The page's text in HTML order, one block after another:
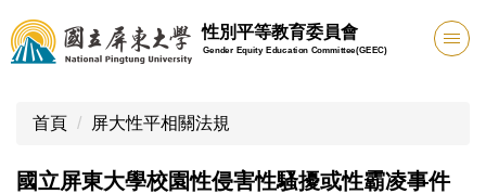
跳
到
主
區
性別平等教育委員會
Gender Equity Education Committee(GEEC)
首頁 屏大性平相關法規
國立屏東大學校園性侵害性騷擾或性霸凌事件